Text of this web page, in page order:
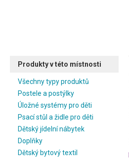
Produkty v této místnosti
Všechny typy produktů
Postele a postýlky
Úložné systémy pro děti
Psací stůl a židle pro děti
Dětský jídelní nábytek
Doplňky
Dětský bytový textil